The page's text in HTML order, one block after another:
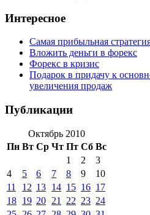
Интересное
Самая прибыльная
Вложить деньги в форекс
Форекс в кризис
Подарок в придачу к
увеличения продаж
Публикации
Октябрь 2010
Пн Вт Ср Чт Пт Сб Вс
1
2
3
4
5 6 7 8 9
10
11
12 13 14 15 16 17
18 19 20 21 22 23 24